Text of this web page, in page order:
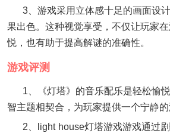
3、游戏采用立体感十足的画面设
果出色。这种视觉享受，不仅让玩家
悦，也有助于提高解谜的准确性。
游戏评测
1、《灯塔》的音乐配乐是轻松愉
智主题相契合，为玩家提供一个宁静的
2、light house灯塔游戏游戏通过